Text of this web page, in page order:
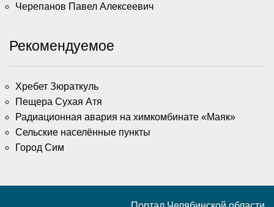
Черепанов Павел Алексеевич
Рекомендуемое
Хребет Зюраткуль
Пещера Сухая Атя
Радиационная авария на химкомбинате «Маяк»
Сельские населённые пункты
Город Сим